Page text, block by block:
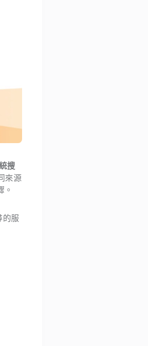
搜
來源
。
的服